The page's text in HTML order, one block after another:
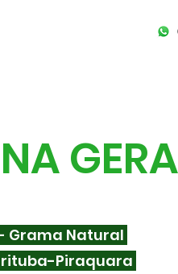
Grama Natural
Piraquara